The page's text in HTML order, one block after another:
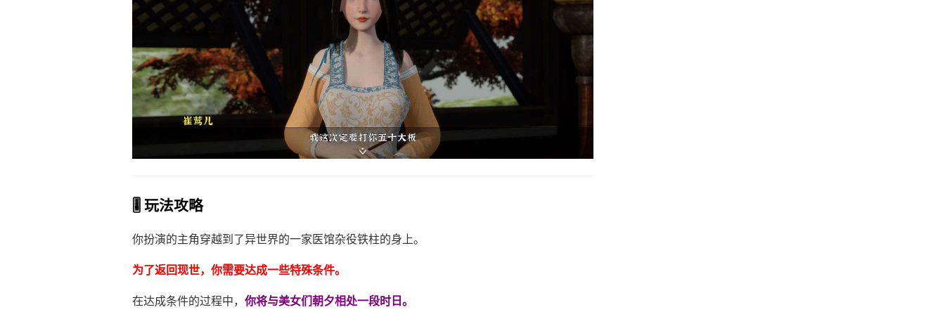
🎚️ 玩法攻略
你扮演的主角穿越到了异世界的一家医馆杂役铁柱的身上。
为了返回现世，你需要达成一些特殊条件。
在达成条件的过程中， 你将与美女们朝夕相处一段时日。